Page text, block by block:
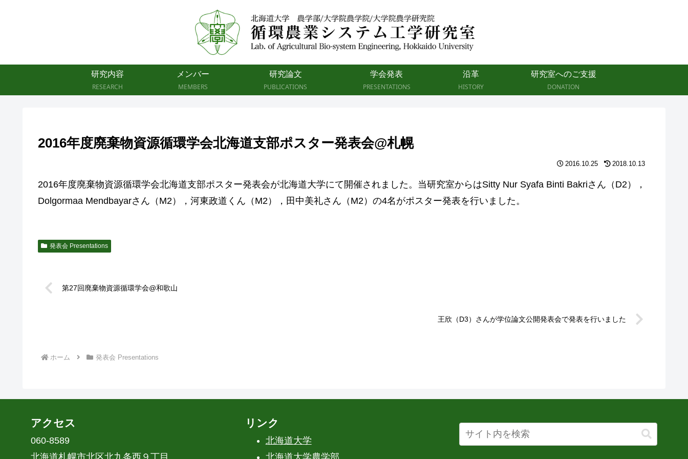
研究内容
RESEARCH
メンバー
MEMBERS
研究論文
PUBLICATIONS
学会発表
PRESENTATIONS
沿革
HISTORY
研究室へのご支援
DONATION
2016年度廃棄物資源循環学会北海道支部ポスター発表会@札幌
2016.10.25 2018.10.13
2016年度廃棄物資源循環学会北海道支部ポスター発表会が北海道大学にて開催されました。当研究室からはSitty Nur Syafa Binti Bakriさん（D2），
Dolgormaa Mendbayarさん（M2），河東政道くん（M2），田中美礼さん（M2）の4名がポスター発表を行いました。
発表会 Presentations
第27回廃棄物資源循環学会@和歌山
王欣（D3）さんが学位論文公開発表会で発表を行いました
ホーム 発表会 Presentations
アクセス
060-8589
リンク
北海道大学